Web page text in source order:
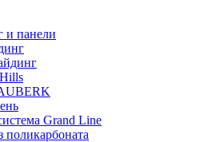
и панели
Grand Line